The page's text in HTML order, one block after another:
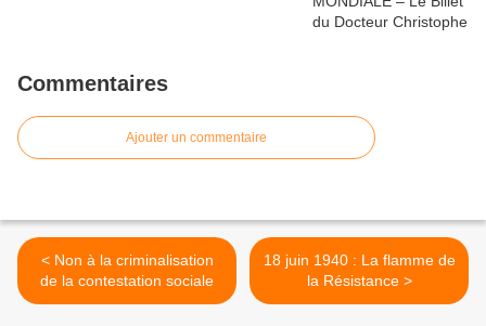
Commentaires
Ajouter un commentaire
< Non à la criminalisation
de la contestation sociale
18 juin 1940 : La flamme de
la Résistance >